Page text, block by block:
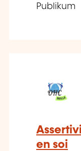
Publikum
en soi